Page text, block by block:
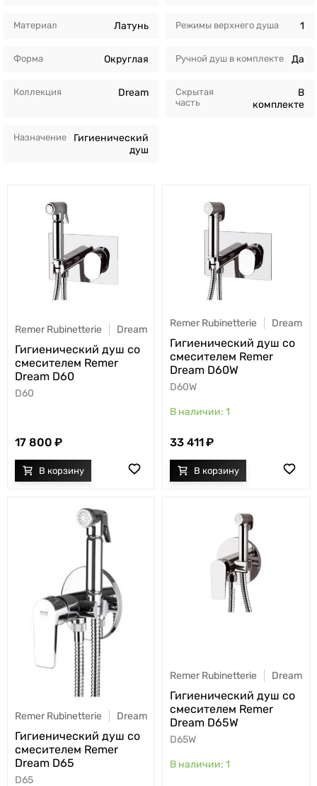
Материал Латунь
Форма Округлая
Коллекция Dream
Назначение
Гигиенический
душ
Режимы верхнего душа 1
Ручной душ в комплекте Да
Скрытая
часть
В
комплекте
Remer Rubinetterie Dream
Гигиенический душ со
смесителем Remer
Dream D60
D60
17 800
Remer Rubinetterie Dream
Гигиенический душ со
смесителем Remer
Dream D60W
D60W
1
33 411
Remer Rubinetterie Dream
Гигиенический душ со
смесителем Remer
Dream D65
D65
Remer Rubinetterie Dream
Гигиенический душ со
смесителем Remer
Dream D65W
D65W
1